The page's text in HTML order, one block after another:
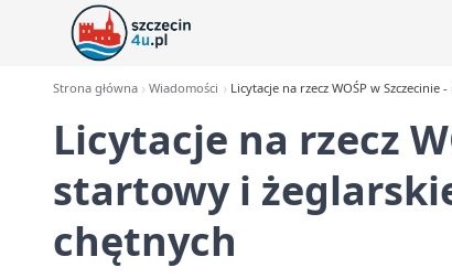
Strona główna Wiadomości Licytacje na rzecz WOŚP w
Licytacje na rzecz
startowy i
chętnych